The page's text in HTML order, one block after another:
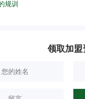
规训
领取加盟